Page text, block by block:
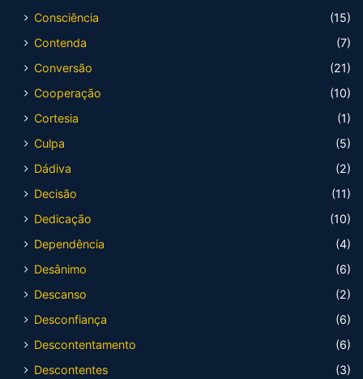
Consciência
(15)
Contenda
(7)
Conversão
(21)
Cooperação
(10)
Cortesia
(1)
Culpa
(5)
Dádiva
(2)
Decisão
(11)
Dedicação
(10)
Dependência
(4)
Desânimo
(6)
Descanso
(2)
Desconfiança
(6)
Descontentamento
(6)
Descontentes
(3)